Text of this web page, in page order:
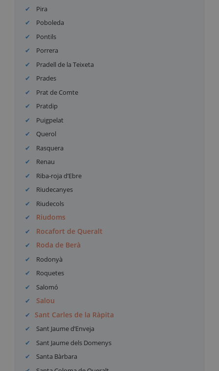
Pira
Poboleda
Pontils
Porrera
Pradell de la Teixeta
Prades
Prat de Comte
Pratdip
Puigpelat
Querol
Rasquera
Renau
Riba-roja d’Ebre
Riudecanyes
Riudecols
Riudoms
Rocafort de Queralt
Roda de Berà
Rodonyà
Roquetes
Salomó
Salou
Sant Carles de la Ràpita
Sant Jaume d’Enveja
Sant Jaume dels Domenys
Santa Bàrbara